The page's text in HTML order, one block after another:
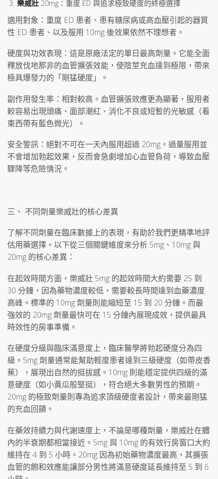
樂威壯 20mg：重度 ED 與追求極致硬度的終極選擇
適用對象：重度 ED 患者、患有糖尿病或高血壓引起的器質
性 ED 患者、以及服用 10mg 後效果依然不理想者。
硬度與功效表現：這是原廠法定的單日最高劑量。它能全面
釋放伐地那非的血管擴張效能，使陰莖充血達到極限，帶來
極具爆發力的「剛猛硬度」。
副作用發生率：相對較高。血管擴張效應更為顯著，服用者
較容易出現頭痛、面部潮紅、消化不良或短暫的光敏感（看
東西帶有藍色微光）。
安全警訊：絕對不可在一天內服用超過 20mg。過量服用並
不會增加勃起效果，反而會急劇增加心血管負荷，導致血壓
驟降等危險情況。
三、 不同劑量樂威壯的核心差異
了解不同劑量在臨床數據上的表現，有助於我們更精準地評
估用藥選擇。以下從三個關鍵維度來分析 5mg、10mg 與
20mg 的核心差異：
在起效時間方面，樂威壯 5mg 的起效時間大約需要 25 到
30 分鐘，因為藥物濃度較低，需要較長時間達到血藥濃度
高峰。標準的 10mg 劑量則能縮短至 15 到 20 分鐘。而最
強效的 20mg 劑量最快可在 15 分鐘內展現成效，提供最具
時效性的房事準備。
在硬度分級與臨床滿意度上，臨床醫學將勃起硬度分為四
級。5mg 劑量通常能幫助輕度患者達到三級硬度（如帶皮香
蕉），展現出自然的挺拔感。10mg 則能穩定提供四級的滿
意硬度（如小黃瓜般堅挺），符合絕大多數男性的預期。
20mg 的極致劑量則專為追求頂級硬度者設計，帶來最剛猛
的充血回饋。
在藥效持續力與代謝速度上，不論是哪種劑量，樂威壯在體
內的半衰期都相當接近。5mg 與 10mg 的有效行房窗口大約
維持在 4 到 5 小時。20mg 因為初始藥物濃度最高，其擴張
血管的飽和效應能讓部分男性將滿意硬度延長維持至 5 到 6